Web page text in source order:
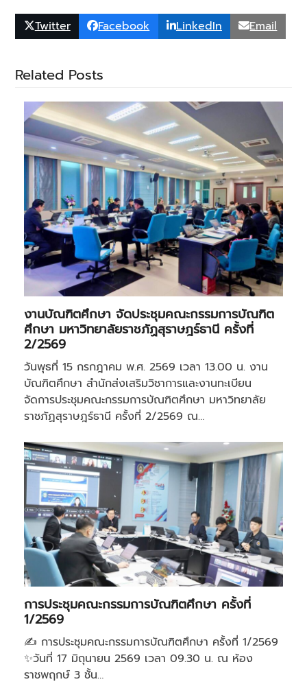
Twitter Facebook LinkedIn Email
Related Posts
งานบัณฑิตศึกษา จัดประชุมคณะกรรมการบัณฑิต
ศึกษา มหาวิทยาลัยราชภัฏสุราษฎร์ธานี ครั้งที่
2/2569
วันพุธที่ 15 กรกฎาคม พ.ศ. 2569 เวลา 13.00 น. งาน
บัณฑิตศึกษา สำนักส่งเสริมวิชาการและงานทะเบียน
จัดการประชุมคณะกรรมการบัณฑิตศึกษา มหาวิทยาลัย
ราชภัฏสุราษฎร์ธานี ครั้งที่ 2/2569 ณ…
การประชุมคณะกรรมการบัณฑิตศึกษา ครั้งที่
1/2569
✍️ การประชุมคณะกรรมการบัณฑิตศึกษา ครั้งที่ 1/2569
✨วันที่ 17 มิถุนายน 2569 เวลา 09.30 น. ณ ห้อง
ราชพฤกษ์ 3 ชั้น…